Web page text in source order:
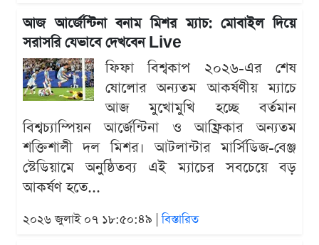
আজ আর্জেন্টিনা বনাম মিশর ম্যাচ: মোবাইল দিয়ে
সরাসরি যেভাবে দেখবেন Live
ফিফা বিশ্বকাপ ২০২৬-এর শেষ
ষোলোর অন্যতম আকর্ষণীয় ম্যাচে
আজ মুখোমুখি হচ্ছে বর্তমান
বিশ্বচ্যাম্পিয়ন আর্জেন্টিনা ও আফ্রিকার অন্যতম
শক্তিশালী দল মিশর। আটলান্টার মার্সিডিজ-বেঞ্জ
স্টেডিয়ামে অনুষ্ঠিতব্য এই ম্যাচের সবচেয়ে বড়
আকর্ষণ হতে...
২০২৬ জুলাই ০৭ ১৮:৫০:৪৯ |বিস্তারিত